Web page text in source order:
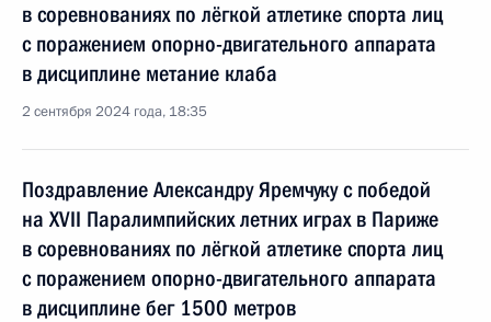
в соревнованиях по лёгкой атлетике спорта лиц
с поражением опорно-двигательного аппарата
в дисциплине метание клаба
2 сентября 2024 года, 18:35
Поздравление Александру Яремчуку с победой
на XVII Паралимпийских летних играх в Париже
в соревнованиях по лёгкой атлетике спорта лиц
с поражением опорно-двигательного аппарата
в дисциплине бег 1500 метров